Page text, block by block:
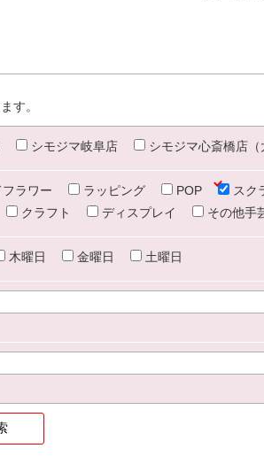
す。
シモジマ岐阜店 シモジマ心斎橋店（
ラワー ラッピング POP
スク
クラフト ディスプレイ その他手
木曜日 金曜日 土曜日